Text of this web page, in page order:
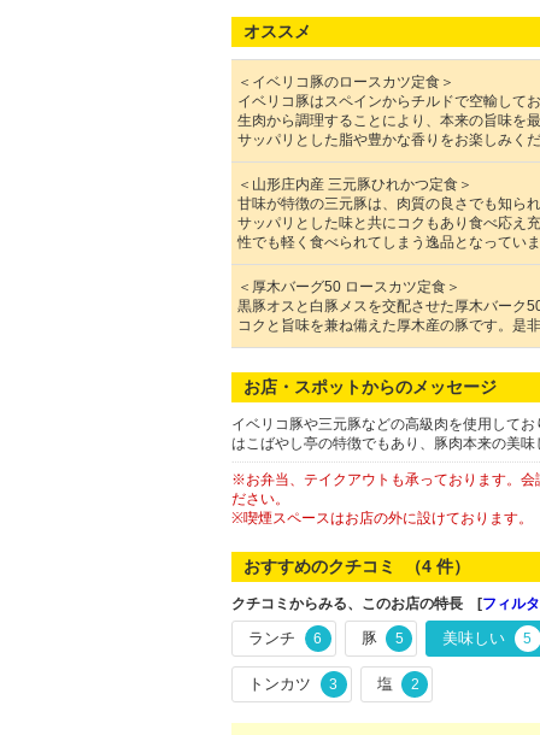
オススメ
＜イベリコ豚のロースカツ定食＞
イベリコ豚はスペインからチルドで空輸して
生肉から調理することにより、本来の旨味を
サッパリとした脂や豊かな香りをお楽しみく
＜山形庄内産 三元豚ひれかつ定食＞
甘味が特徴の三元豚は、肉質の良さでも知ら
サッパリとした味と共にコクもあり食べ応え
性でも軽く食べられてしまう逸品となってい
＜厚木バーグ50 ロースカツ定食＞
黒豚オスと白豚メスを交配させた厚木バーク
コクと旨味を兼ね備えた厚木産の豚です。是
お店・スポットからのメッセージ
イベリコ豚や三元豚などの高級肉を使用して
はこばやし亭の特徴でもあり、豚肉本来の美
※お弁当、テイクアウトも承っております。
ださい。
※喫煙スペースはお店の外に設けております。
おすすめのクチコミ （4 件）
クチコミからみる、このお店の特長 [フィル
ランチ 6 豚 5 美味しい 5
トンカツ 3 塩 2